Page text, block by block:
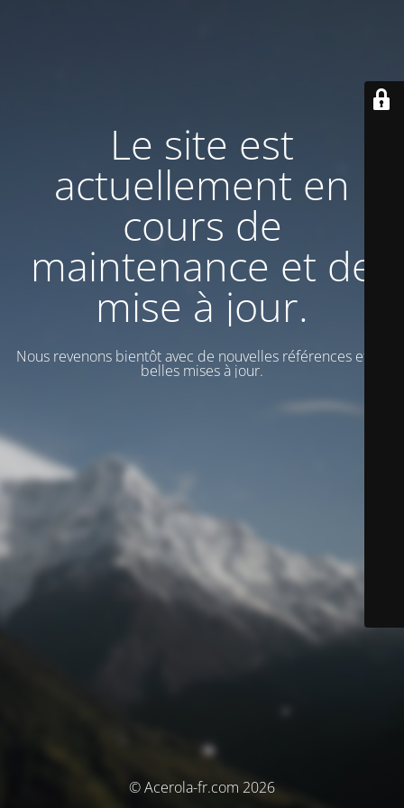
Le site est
actuellement en
cours de
maintenance et de
mise à jour.
Nous revenons bientôt avec de nouvelles références et de
belles mises à jour.
© Acerola-fr.com 2026